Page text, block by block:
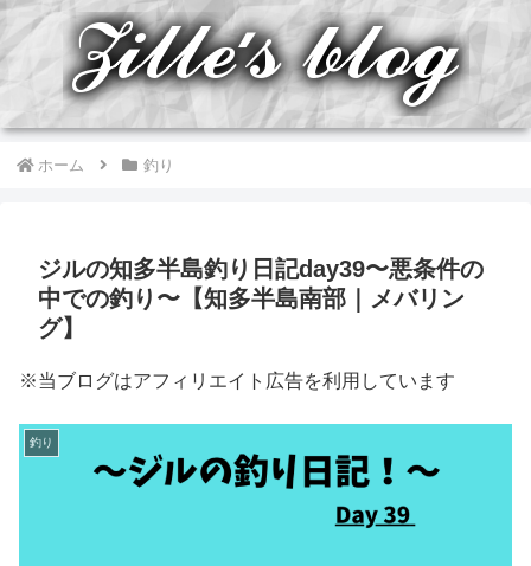
ホーム 釣り
ジルの知多半島釣り日記day39〜悪条件の
中での釣り〜【知多半島南部｜メバリン
グ】
※当ブログはアフィリエイト広告を利用しています
釣り